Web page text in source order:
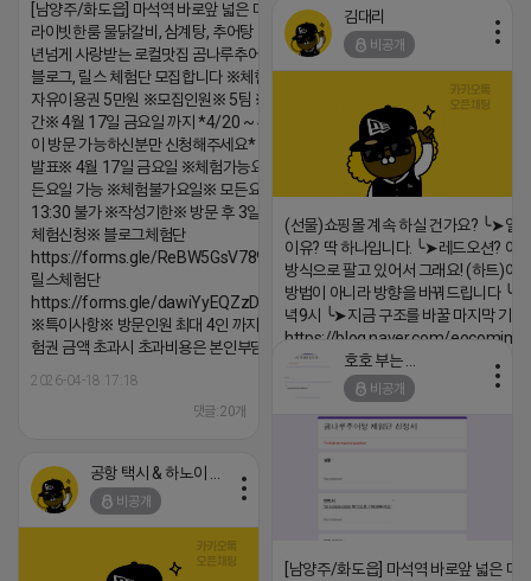
[남양주/화도읍] 마석역 바로앞 넓은 매장과, 프
라이빗한룸 물닭갈비, 삼계탕, 추어탕 맛집 10
년넘게 사랑받는 로컬맛집 곰나루추어탕에서
블로그, 릴스 체험단 모집합니다 ※체험메뉴※
자유이용권 5만원 ※모집인원※ 5팀 ※모집기
간※ 4월 17일 금요일 까지 *4/20 ~ 4/26 사
이 방문 가능하신분만 신청해주세요* ※체험단
발표※ 4월 17일 금요일 ※체험가능요일※ 모
든요일 가능 ※체험불가요일※ 모든요일 12 ~
13:30 불가 ※작성기한※ 방문 후 3일 이내 ※
체험신청※ 블로그체험단
https://forms.gle/ReBW5GsV789ur2Pz6
릴스체험단
https://forms.gle/dawiYyEQZzDdqf8W8
※특이사항※ 방문인원 최대 4인 까지 가능 체
험권 금액 초과시 초과비용은 본인부담입니다.
2026-04-18 17:18
댓글:20개
김대리
비공개
(선물)쇼핑몰 계속 하실 건가요? ╰➤열
이유? 딱 하나입니다. ╰➤레드오션? 아
방식으로 팔고 있어서 그래요! (하트)이
방법이 아니라 방향을 바꿔드립니다
녁9시 ╰➤지금 구조를 바꿀 마지막 기회
https://blog.naver.com/eocomim/
2026-04-18 17:15
비공개
[남양주/화도읍] 마석역 바로앞 넓은 매
비공개